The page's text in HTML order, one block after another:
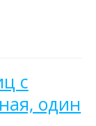
с
один